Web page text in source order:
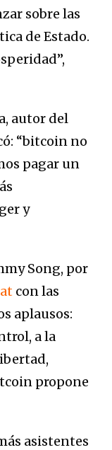
sobre las
de Estado.
autor del
“bitcoin no
pagar un
y
Song, por
con las
aplausos:
a la
propone
asistentes